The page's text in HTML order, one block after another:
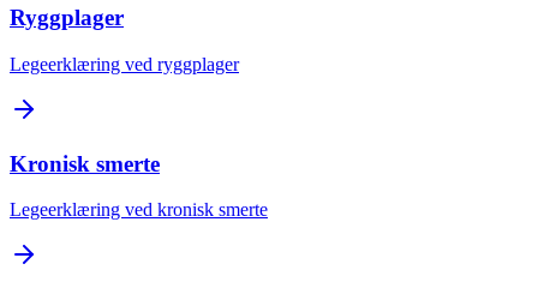
Ryggplager
Legeerklæring ved ryggplager
Kronisk smerte
Legeerklæring ved kronisk smerte